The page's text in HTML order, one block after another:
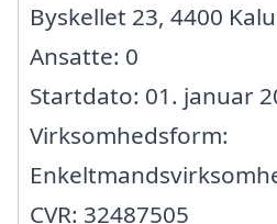
Byskellet 23, 4400
Ansatte: 0
Startdato: 01. januar
Virksomhedsform:
CVR: 32487505